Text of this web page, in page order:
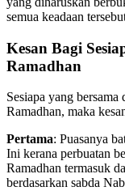
semua keadaan
Kesan Bagi
Ramadhan
Sesiapa yang
Ramadhan, maka
Pertama: Puasanya
Ini kerana perbuatan
Ramadhan termasuk
berdasarkan sabda